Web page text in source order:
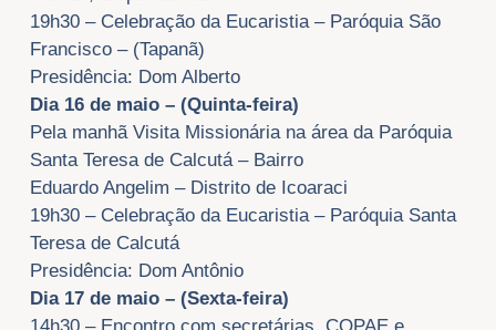
19h30 – Celebração da Eucaristia – Paróquia São
Francisco – (Tapanã)
Presidência: Dom Alberto
Dia 16 de maio – (Quinta-feira)
Pela manhã Visita Missionária na área da Paróquia
Santa Teresa de Calcutá – Bairro
Eduardo Angelim – Distrito de Icoaraci
19h30 – Celebração da Eucaristia – Paróquia Santa
Teresa de Calcutá
Presidência: Dom Antônio
Dia 17 de maio – (Sexta-feira)